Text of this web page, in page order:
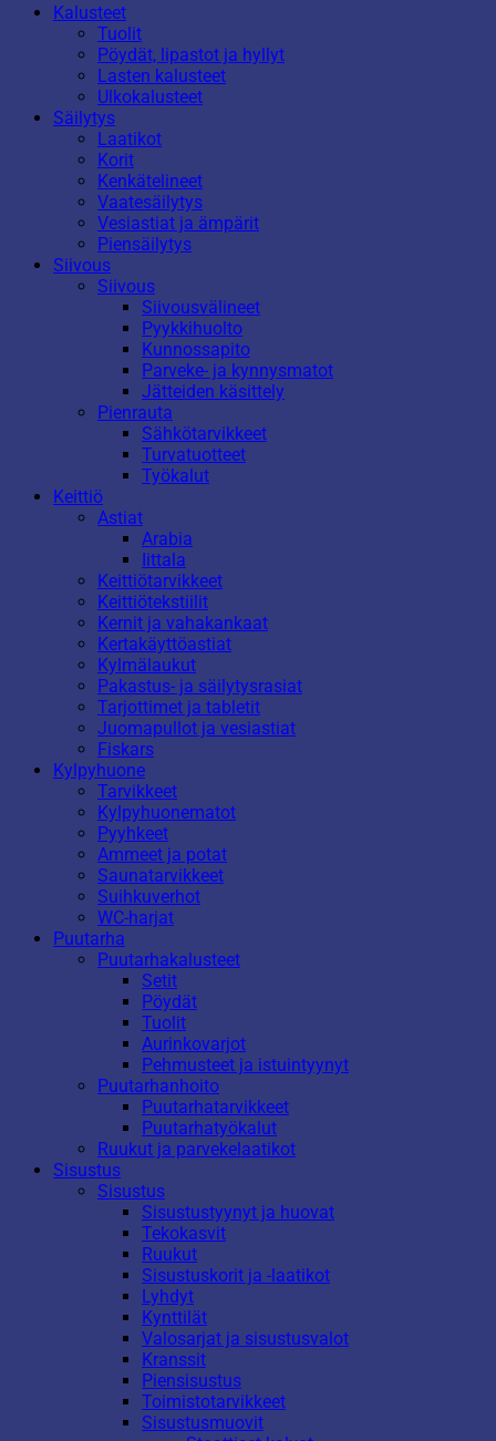
Kalusteet
Tuolit
Pöydät, lipastot ja hyllyt
Lasten kalusteet
Ulkokalusteet
Säilytys
Laatikot
Korit
Kenkätelineet
Vaatesäilytys
Vesiastiat ja ämpärit
Piensäilytys
Siivous
Siivous
Siivousvälineet
Pyykkihuolto
Kunnossapito
Parveke- ja kynnysmatot
Jätteiden käsittely
Pienrauta
Sähkötarvikkeet
Turvatuotteet
Työkalut
Keittiö
Astiat
Arabia
Iittala
Keittiötarvikkeet
Keittiötekstiilit
Kernit ja vahakankaat
Kertakäyttöastiat
Kylmälaukut
Pakastus- ja säilytysrasiat
Tarjottimet ja tabletit
Juomapullot ja vesiastiat
Fiskars
Kylpyhuone
Tarvikkeet
Kylpyhuonematot
Pyyhkeet
Ammeet ja potat
Saunatarvikkeet
Suihkuverhot
WC-harjat
Puutarha
Puutarhakalusteet
Setit
Pöydät
Tuolit
Aurinkovarjot
Pehmusteet ja istuintyynyt
Puutarhanhoito
Puutarhatarvikkeet
Puutarhatyökalut
Ruukut ja parvekelaatikot
Sisustus
Sisustus
Sisustustyynyt ja huovat
Tekokasvit
Ruukut
Sisustuskorit ja -laatikot
Lyhdyt
Kynttilät
Valosarjat ja sisustusvalot
Kranssit
Piensisustus
Toimistotarvikkeet
Sisustusmuovit